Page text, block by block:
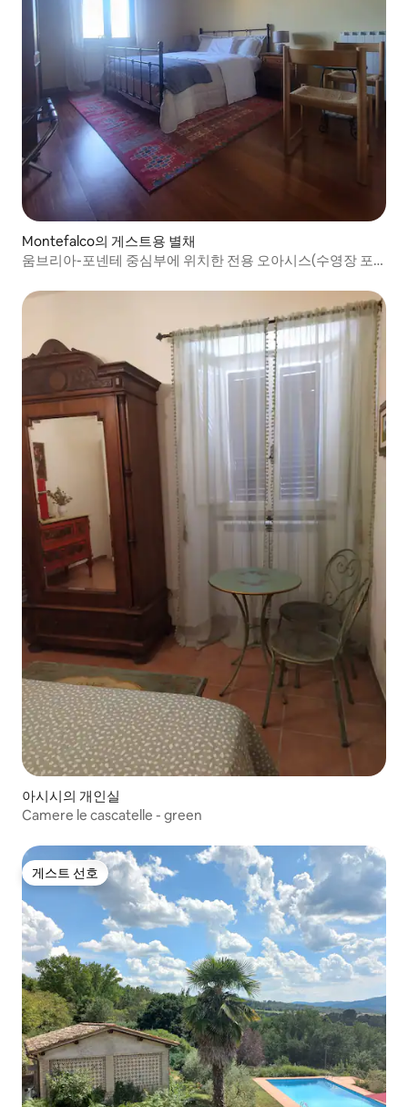
Montefalco의 게스트용 별채
움브리아-포넨테 중심부에 위치한 전용 오아시스(수영장 포
아시시의 개인실
Camere le cascatelle - green
게스트 선호
게스트 선호